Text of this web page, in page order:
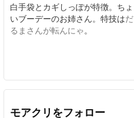
白手袋とカギしっぽが特徴。ちょ
いブーデーのお姉さん。特技はだ
るまさんが転んにゃ。
モアクリをフォロー